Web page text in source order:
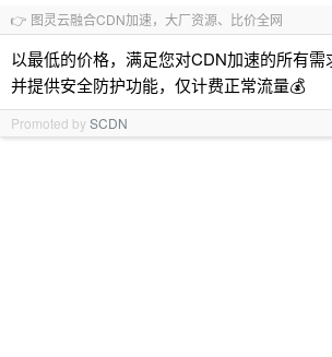
👉 图灵云融合CDN加速，大厂资源、比价全网
以最低的价格，满足您对CDN加速的所有需
并提供安全防护功能，仅计费正常流量💰
Promoted bySCDN